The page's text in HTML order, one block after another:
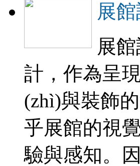
展
展
計，作為
(zhì)與裝飾的
乎展館的視覺
驗與感知